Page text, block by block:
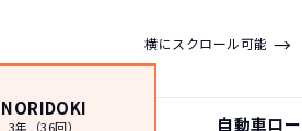
横にスクロール可能 →
NORIDOKI
3年（36回） 自動車ロ